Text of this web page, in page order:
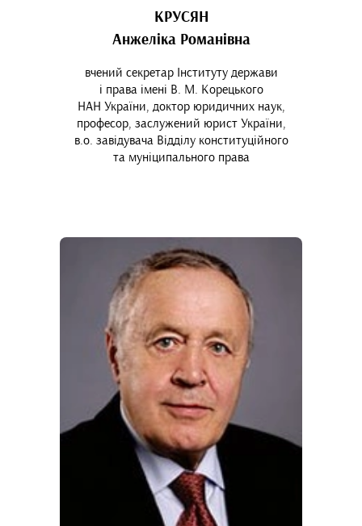
КРУСЯН
Анжеліка Романівна
вчений секретар Інституту держави
і права імені В. М. Корецького
НАН України, доктор юридичних наук,
професор, заслужений юрист України,
в.о. завідувача Відділу конституційного
та муніципального права